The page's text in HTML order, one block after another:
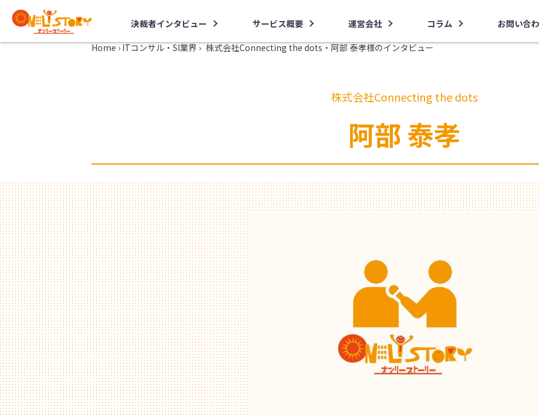
決裁者インタビュー サービス概要 運営会社 コラム お問い合
Home › ITコンサル・SI業界 › 株式会社Connecting the dots・阿部 泰孝様のインタビュー
株式会社Connecting the dots
阿部 泰孝